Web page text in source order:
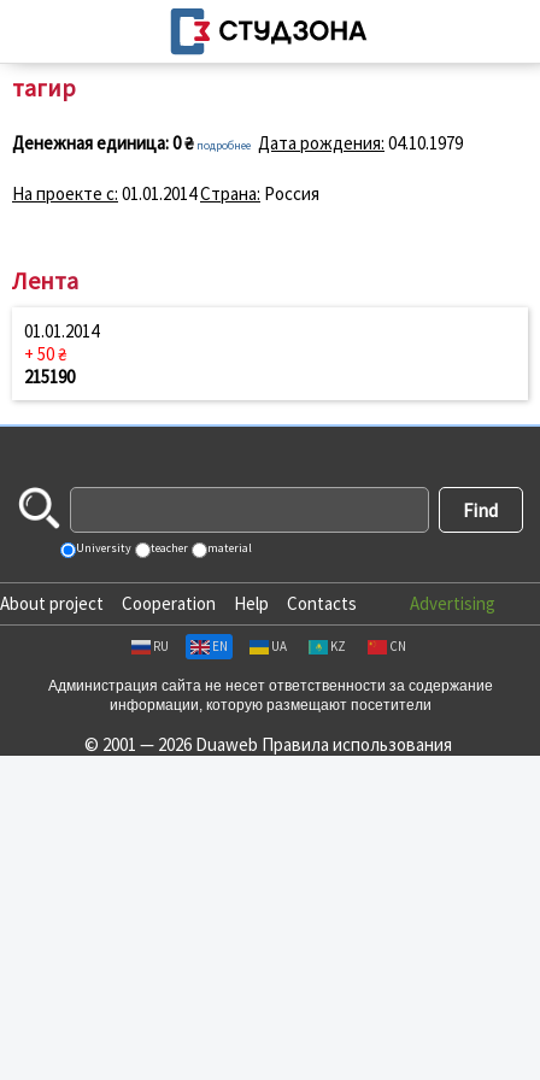
тагир
Денежная единица:0 ₴ подробнее Дата рождения: 04.10.1979
На проекте с: 01.01.2014Страна: Россия
Лента
01.01.2014
+ 50 ₴
215190
University teacher material
About project Cooperation Help Contacts Advertising
RU EN UA KZ CN
Администрация сайта не несет ответственности за содержание
информации, которую размещают посетители
© 2001 — 2026 Duaweb Правила использования